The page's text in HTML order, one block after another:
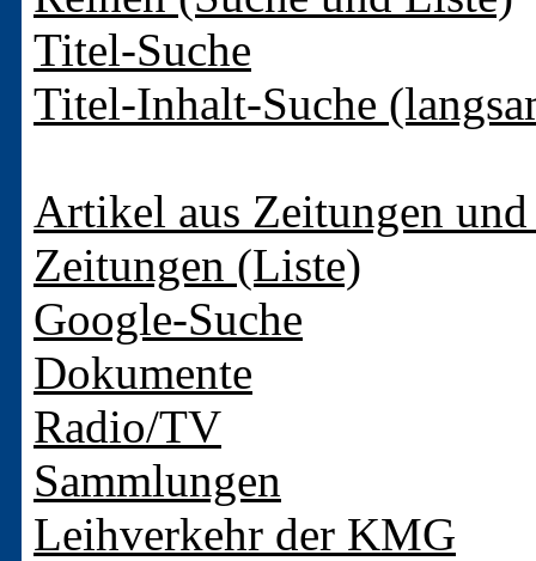
Titel-Suche
Titel-Inhalt-Suche
Artikel aus Zeitungen
Zeitungen (Liste)
Google-Suche
Dokumente
Radio/TV
Sammlungen
Leihverkehr der KMG